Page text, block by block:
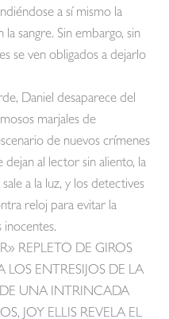
a sí mismo la
sangre. Sin embargo, sin
se ven obligados a dejarlo
Daniel desaparece del
marjales de
de nuevos crímenes
dejan al lector sin aliento, la
a la luz, y los detectives
reloj para evitar la
inocentes.
REPLETO DE GIROS
LOS ENTRESIJOS DE LA
UNA INTRINCADA
JOY ELLIS REVELA EL